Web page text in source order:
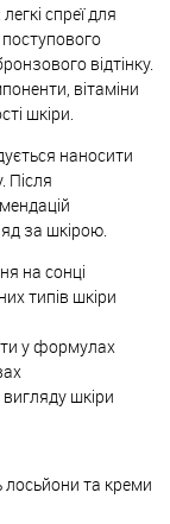
спреї для
відтінку.
вітаміни
шкіри.
наносити
Після
за шкірою.
на сонці
типів шкіри
у формулах
шкіри
лосьйони та креми